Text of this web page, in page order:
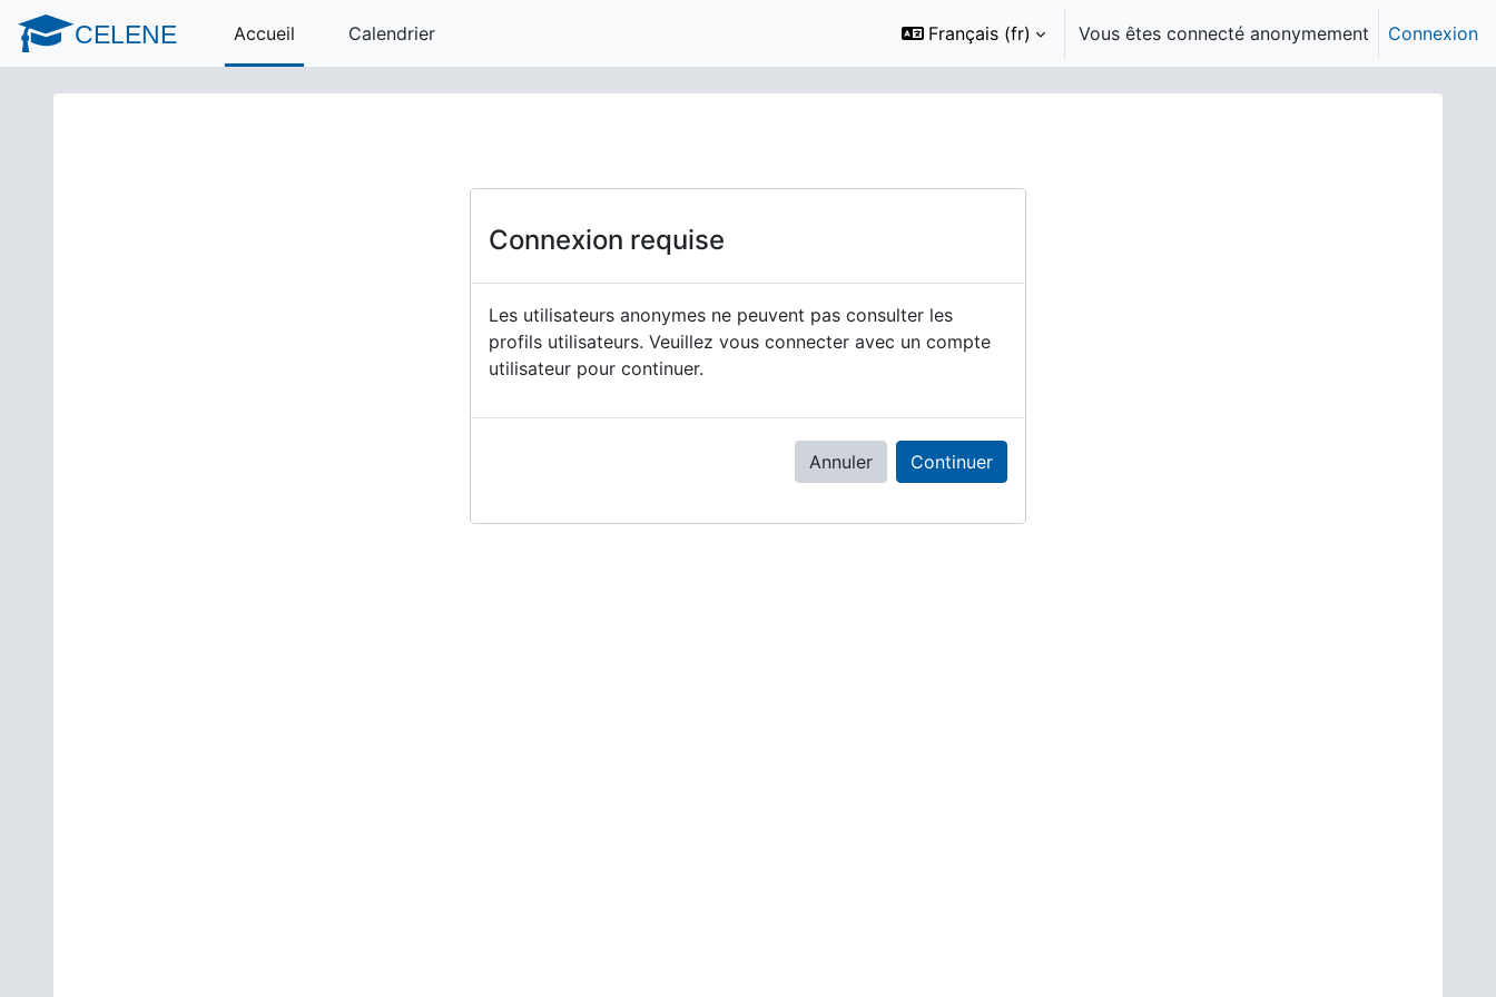
Passer au contenu principal
CELENE Accueil Calendrier Français ‎(fr)‎ Vous êtes connecté anonymement Connexion
Connexion requise
Les utilisateurs anonymes ne peuvent pas consulter les
profils utilisateurs. Veuillez vous connecter avec un compte
utilisateur pour continuer.
Annuler Continuer